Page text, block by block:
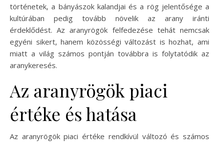
történetek, a bányászok kalandjai és a rög jelentősége a
kultúrában pedig tovább növelik az arany iránti
érdeklődést. Az aranyrögök felfedezése tehát nemcsak
egyéni sikert, hanem közösségi változást is hozhat, ami
miatt a világ számos pontján továbbra is folytatódik az
aranykeresés.
Az aranyrögök piaci
értéke és hatása
Az aranyrögök piaci értéke rendkívül változó és számos